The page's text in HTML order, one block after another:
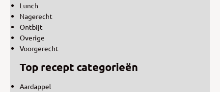
Lunch
Nagerecht
Ontbijt
Overige
Voorgerecht
Top recept categorieën
Aardappel